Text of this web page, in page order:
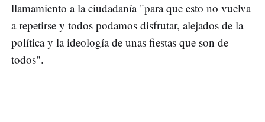
llamamiento a la ciudadanía "para que esto no vuelva
a repetirse y todos podamos disfrutar, alejados de la
política y la ideología de unas fiestas que son de
todos".